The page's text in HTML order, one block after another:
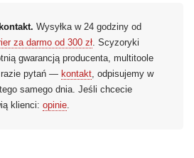
Wysyłka w 24 godziny od
za darmo od 300 zł . Scyzoryki
gwarancją producenta, multitoole
razie pytań — kontakt , odpisujemy w
samego dnia. Jeśli chcecie
klienci:opinie